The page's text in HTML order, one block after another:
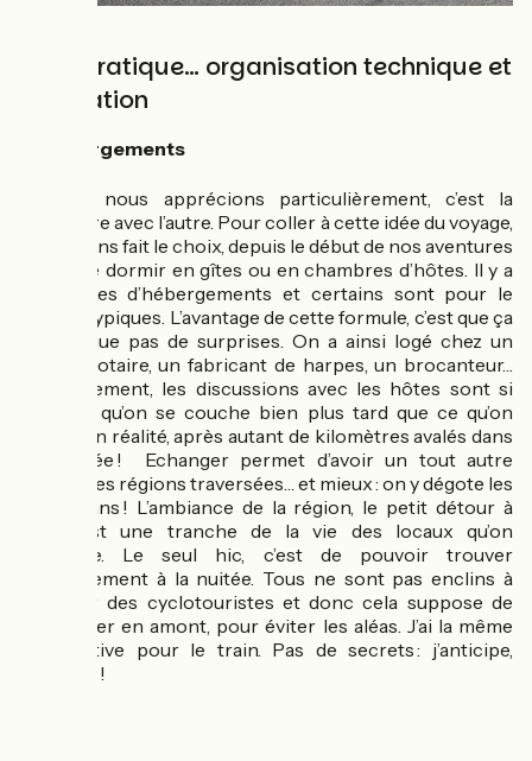
Côté pratique… organisation technique et
orientation
🛏️ Hébergements
Ce que nous apprécions particulièrement, c’est la
rencontre avec l’autre. Pour coller à cette idée du voyage,
nous avons fait le choix, depuis le début de nos aventures
à vélo, de dormir en gîtes ou en chambres d’hôtes. Il y a
tous types d’hébergements et certains sont pour le
moins atypiques. L’avantage de cette formule, c’est que ça
ne manque pas de surprises. On a ainsi logé chez un
ancien notaire, un fabricant de harpes, un brocanteur…
Régulièrement, les discussions avec les hôtes sont si
animées qu’on se couche bien plus tard que ce qu’on
devrait en réalité, après autant de kilomètres avalés dans
la journée ! Echanger permet d’avoir un tout autre
aperçu des régions traversées… et mieux : on y dégote les
bons plans ! L’ambiance de la région, le petit détour à
faire…c’est une tranche de la vie des locaux qu’on
découvre. Le seul hic, c’est de pouvoir trouver
l’hébergement à la nuitée. Tous ne sont pas enclins à
accueillir des cyclotouristes et donc cela suppose de
s’organiser en amont, pour éviter les aléas. J’ai la même
perspective pour le train. Pas de secrets : j’anticipe,
j’anticipe !